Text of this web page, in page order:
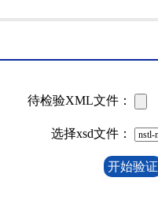
待检验XML文件：
选择xsd文件：
开始验证